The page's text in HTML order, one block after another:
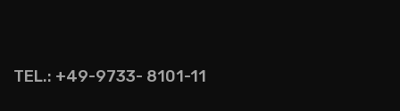
TEL.: +49-9733- 8101-11